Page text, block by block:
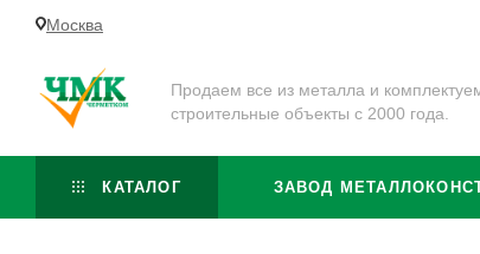
Москва
Продаем все из металла и
строительные объекты с 2000 года.
КАТАЛОГ ЗАВОД